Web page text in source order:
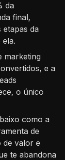
da
final,
da
marketing
e a
o único
como a
de
de valor e
te abandona